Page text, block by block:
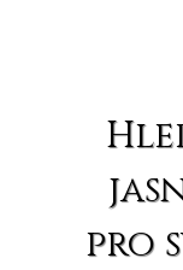
pro